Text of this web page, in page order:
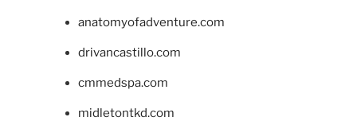
anatomyofadventure.com
drivancastillo.com
cmmedspa.com
midletontkd.com